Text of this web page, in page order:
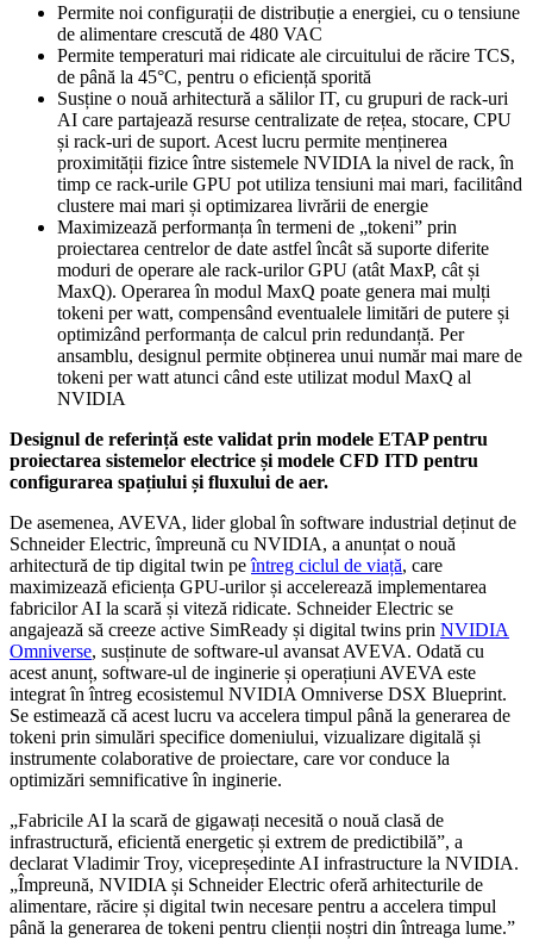
Permite noi configurații de distribuție a energiei, cu o tensiune
de alimentare crescută de 480 VAC
Permite temperaturi mai ridicate ale circuitului de răcire TCS,
de până la 45°C, pentru o eficiență sporită
Susține o nouă arhitectură a sălilor IT, cu grupuri de rack-uri
AI care partajează resurse centralizate de rețea, stocare, CPU
și rack-uri de suport. Acest lucru permite menținerea
proximității fizice între sistemele NVIDIA la nivel de rack, în
timp ce rack-urile GPU pot utiliza tensiuni mai mari, facilitând
clustere mai mari și optimizarea livrării de energie
Maximizează performanța în termeni de „tokeni” prin
proiectarea centrelor de date astfel încât să suporte diferite
moduri de operare ale rack-urilor GPU (atât MaxP, cât și
MaxQ). Operarea în modul MaxQ poate genera mai mulți
tokeni per watt, compensând eventualele limitări de putere și
optimizând performanța de calcul prin redundanță. Per
ansamblu, designul permite obținerea unui număr mai mare de
tokeni per watt atunci când este utilizat modul MaxQ al
NVIDIA
Designul de referință este validat prin modele ETAP pentru
proiectarea sistemelor electrice și modele CFD ITD pentru
configurarea spațiului și fluxului de aer.
De asemenea, AVEVA, lider global în software industrial deținut de
Schneider Electric, împreună cu NVIDIA, a anunțat o nouă
arhitectură de tip digital twin peîntreg ciclul de viață, care
maximizează eficiența GPU-urilor și accelerează implementarea
fabricilor AI la scară și viteză ridicate. Schneider Electric se
angajează să creeze active SimReady și digital twins prin NVIDIA
Omniverse, susținute de software-ul avansat AVEVA. Odată cu
acest anunț, software-ul de inginerie și operațiuni AVEVA este
integrat în întreg ecosistemul NVIDIA Omniverse DSX Blueprint.
Se estimează că acest lucru va accelera timpul până la generarea de
tokeni prin simulări specifice domeniului, vizualizare digitală și
instrumente colaborative de proiectare, care vor conduce la
optimizări semnificative în inginerie.
„Fabricile AI la scară de gigawați necesită o nouă clasă de
infrastructură, eficientă energetic și extrem de predictibilă”, a
declarat Vladimir Troy, vicepreședinte AI infrastructure la NVIDIA.
„Împreună, NVIDIA și Schneider Electric oferă arhitecturile de
alimentare, răcire și digital twin necesare pentru a accelera timpul
până la generarea de tokeni pentru clienții noștri din întreaga lume.”